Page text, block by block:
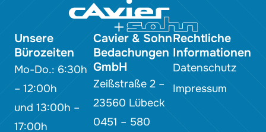
Unsere
Bürozeiten
Mo-Do.: 6:30h
– 12:00h
und 13:00h –
17:00h
Cavier & Sohn
Bedachungen
GmbH
Zeißstraße 2 –
23560 Lübeck
0451 – 580
Rechtliche
Informationen
Datenschutz
Impressum